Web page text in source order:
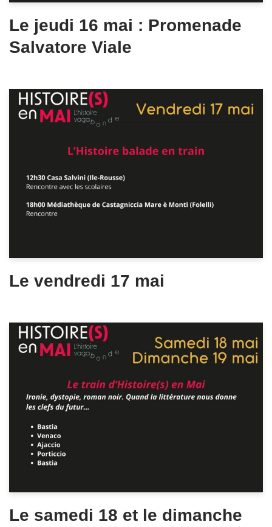
Le jeudi 16 mai : Promenade
Salvatore Viale
Le vendredi 17 mai
Le samedi 18 et le dimanche